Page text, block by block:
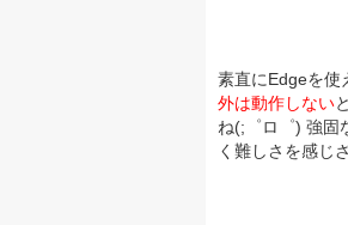
素直にEdgeを使
外は動作しない
ね(;゜ロ゜) 強固
く難しさを感じ